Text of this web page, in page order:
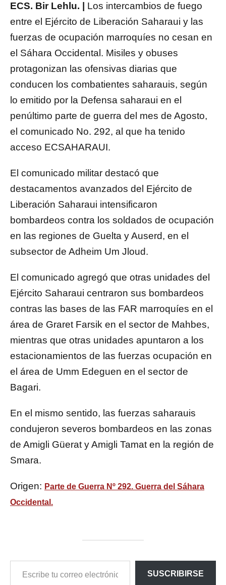
ECS. Bir Lehlu. | Los intercambios de fuego
entre el Ejército de Liberación Saharaui y las
fuerzas de ocupación marroquíes no cesan en
el Sáhara Occidental. Misiles y obuses
protagonizan las ofensivas diarias que
conducen los combatientes saharauis, según
lo emitido por la Defensa saharaui en el
penúltimo parte de guerra del mes de Agosto,
el comunicado No. 292, al que ha tenido
acceso ECSAHARAUI.
El comunicado militar destacó que
destacamentos avanzados del Ejército de
Liberación Saharaui intensificaron
bombardeos contra los soldados de ocupación
en las regiones de Guelta y Auserd, en el
subsector de Adheim Um Jloud.
El comunicado agregó que otras unidades del
Ejército Saharaui centraron sus bombardeos
contras las bases de las FAR marroquíes en el
área de Graret Farsik en el sector de Mahbes,
mientras que otras unidades apuntaron a los
estacionamientos de las fuerzas ocupación en
el área de Umm Edeguen en el sector de
Bagari.
En el mismo sentido, las fuerzas saharauis
condujeron severos bombardeos en las zonas
de Amigli Güerat y Amigli Tamat en la región de
Smara.
Origen: Parte de Guerra Nº 292. Guerra del Sáhara
Occidental.
SUSCRIBIRSE